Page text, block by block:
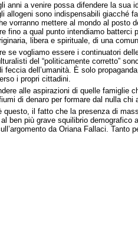
anni a venire possa difendere la
allogeni sono indispensabili giacché
vorranno mettere al mondo al posto
fino a qual punto intendiamo
libera e spirituale, di una
se vogliamo essere i continuatori
del “politicamente corretto”
feccia dell’umanità. È solo
i propri cittadini.
alle aspirazioni di quelle famiglie
di denaro per formare dal nulla
questo, il fatto che la presenza di
ben più grave squilibrio
da Oriana Fallaci. Tanto